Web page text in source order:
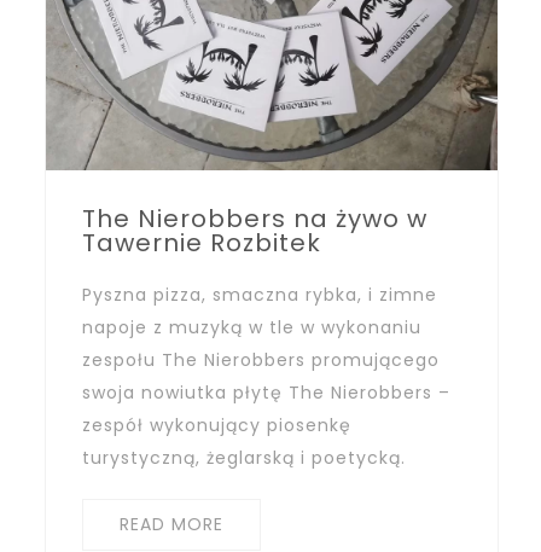
The Nierobbers na żywo w
Tawernie Rozbitek
Pyszna pizza, smaczna rybka, i zimne
napoje z muzyką w tle w wykonaniu
zespołu The Nierobbers promującego
swoja nowiutka płytę The Nierobbers –
zespół wykonujący piosenkę
turystyczną, żeglarską i poetycką.
READ MORE